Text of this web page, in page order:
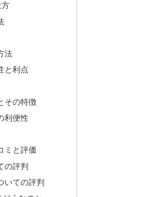
法
と利点
その特徴
利便性
ミと評価
の評判
いての評判